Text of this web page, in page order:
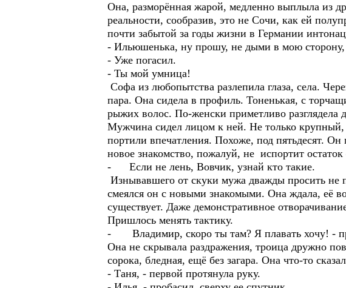
Она, разморённая жарой, медленно выплыла из
реальности, сообразив, это не Сочи, как ей
почти забытой за годы жизни в Германии
- Ильюшенька, ну прошу, не дыми в мою сторону,
- Уже погасил.
- Ты мой умница!
Софа из любопытства разлепила глаза, села.
пара. Она сидела в профиль. Тоненькая, с
рыжих волос. По-женски приметливо
Мужчина сидел лицом к ней. Не только
портили впечатления. Похоже, под пятьдесят.
новое знакомство, пожалуй, не испортит остаток
- Если не лень, Вовчик, узнай кто такие.
Изнывавшего от скуки мужа дважды просить не
смеялся он с новыми знакомыми. Она ждала, её
существует. Даже демонстративное
Пришлось менять тактику.
- Владимир, скоро ты там? Я плавать хочу! -
Она не скрывала раздражения, троица дружно
сорока, бледная, ещё без загара. Она что-то
- Таня, - первой протянула руку.